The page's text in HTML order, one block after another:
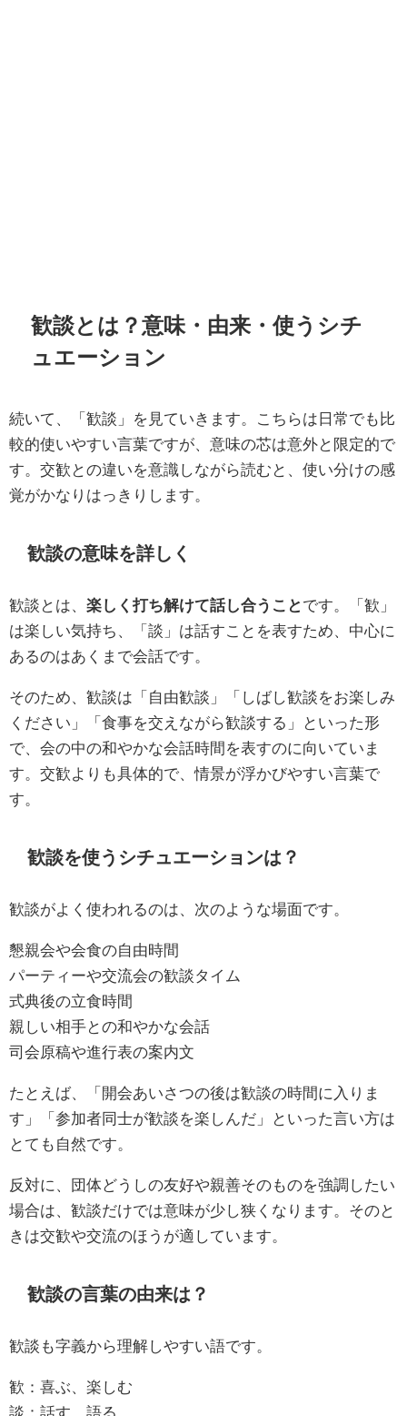
歓談とは？意味・由来・使うシチ
ュエーション
続いて、「歓談」を見ていきます。こちらは日常でも比
較的使いやすい言葉ですが、意味の芯は意外と限定的で
す。交歓との違いを意識しながら読むと、使い分けの感
覚がかなりはっきりします。
歓談の意味を詳しく
歓談とは、 楽しく打ち解けて話し合うこと です。「歓」
は楽しい気持ち、「談」は話すことを表すため、中心に
あるのはあくまで会話です。
そのため、歓談は「自由歓談」「しばし歓談をお楽しみ
ください」「食事を交えながら歓談する」といった形
で、会の中の和やかな会話時間を表すのに向いていま
す。交歓よりも具体的で、情景が浮かびやすい言葉で
す。
歓談を使うシチュエーションは？
歓談がよく使われるのは、次のような場面です。
懇親会や会食の自由時間
パーティーや交流会の歓談タイム
式典後の立食時間
親しい相手との和やかな会話
司会原稿や進行表の案内文
たとえば、「開会あいさつの後は歓談の時間に入りま
す」「参加者同士が歓談を楽しんだ」といった言い方は
とても自然です。
反対に、団体どうしの友好や親善そのものを強調したい
場合は、歓談だけでは意味が少し狭くなります。そのと
きは交歓や交流のほうが適しています。
歓談の言葉の由来は？
歓談も字義から理解しやすい語です。
歓：喜ぶ、楽しむ
談：話す、語る